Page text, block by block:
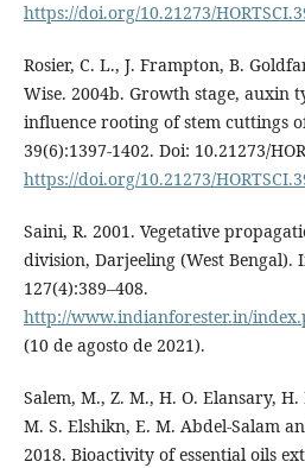
https://doi.org/10.21273/
Rosier, C. L., J. Frampton, B.
Wise. 2004b. Growth stage, auxin
influence rooting of stem cuttings
39(6):1397-1402. Doi: 10.21273/
https://doi.org/10.21273/
Saini, R. 2001. Vegetative
division, Darjeeling (West Bengal).
127(4):389–408.
http://www.indianforester.in/
(10 de agosto de 2021).
Salem, M., Z. M., H. O. Elansary,
M. S. Elshikn, E. M. Abdel-Salam
2018. Bioactivity of essential oils